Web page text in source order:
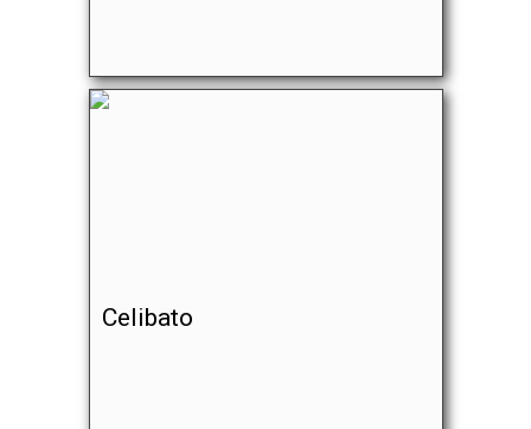
Celibato